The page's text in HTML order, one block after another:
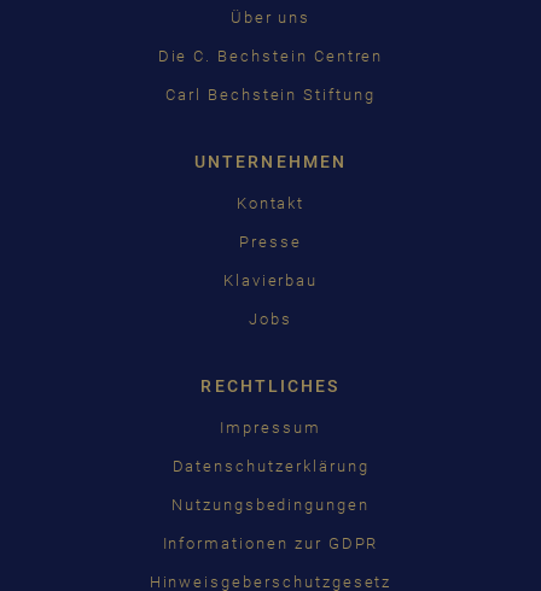
Über uns
Die C. Bechstein Centren
Carl Bechstein Stiftung
UNTERNEHMEN
Kontakt
Presse
Klavierbau
Jobs
RECHTLICHES
Impressum
Datenschutzerklärung
Nutzungsbedingungen
Informationen zur GDPR
Hinweisgeberschutzgesetz